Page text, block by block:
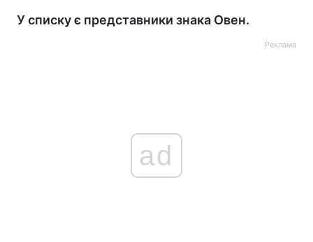
У списку є представники знака Овен.
Реклама
ad